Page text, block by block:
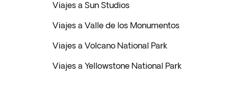
Viajes a Sun Studios
Viajes a Valle de los Monumentos
Viajes a Volcano National Park
Viajes a Yellowstone National Park